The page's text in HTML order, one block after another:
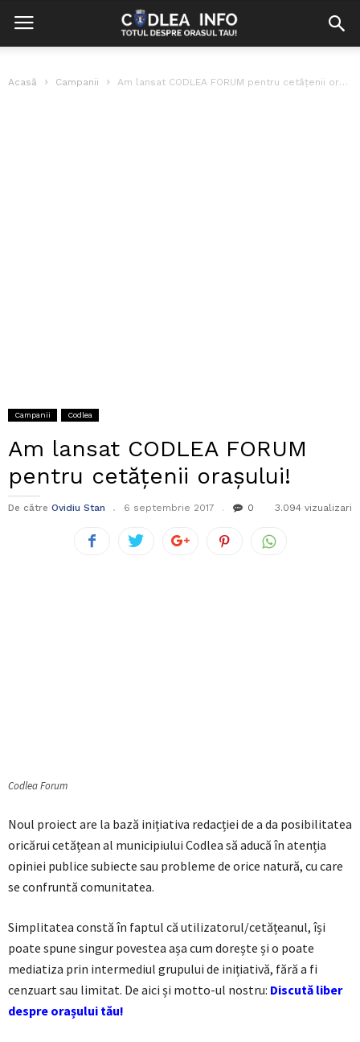
Acasă Campanii Am lansat CODLEA FORUM pentru cetățenii orașului!
Campanii Codlea
Am lansat CODLEA FORUM
pentru cetățenii orașului!
De către Ovidiu Stan 6 septembrie 2017 0 3.094 vizualizari
Codlea Forum
Noul proiect are la bază inițiativa redacției de a da posibilitatea
oricărui cetățean al municipiului Codlea să aducă în atenția
opiniei publice subiecte sau probleme de orice natură, cu care
se confruntă comunitatea.
Simplitatea constă în faptul că utilizatorul/cetățeanul, își
poate spune singur povestea așa cum dorește și o poate
mediatiza prin intermediul grupului de inițiativă, fără a fi
cenzuart sau limitat. De aici și motto-ul nostru: Discută liber
despre orașului tău!